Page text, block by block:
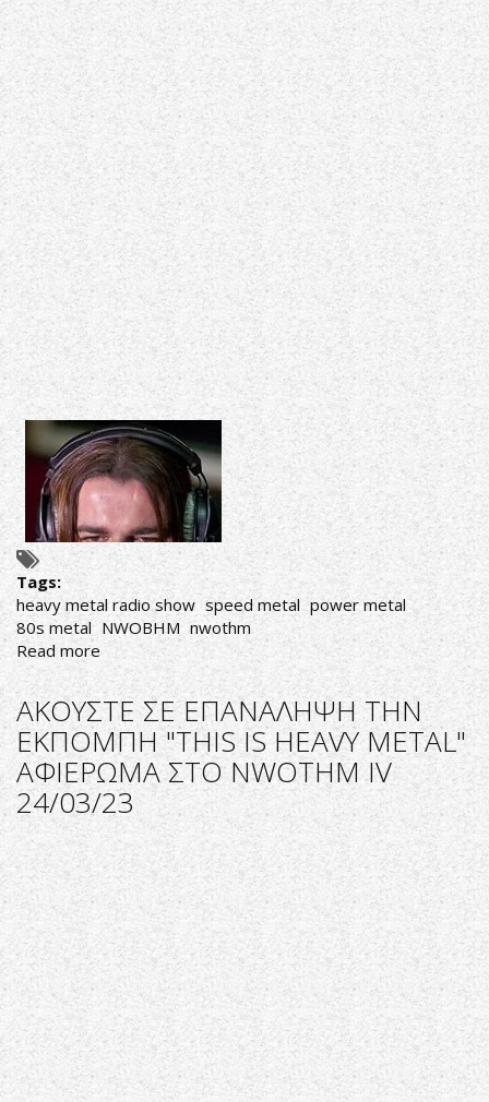
HEAVY
METAL"
ΤΗΣ
ΤΡΙΤΗΣ
09/05/23
Tags:
heavy metal radio show speed metal power metal
80s metal NWOBHM nwothm
Read more about
ΑΚΟΥΣΤΕ
ΣΕ
ΕΠΑΝΑΛΗΨΗ
ΤΗΝ
ΕΚΠΟΜΠΗ
"THIS
IS
HEAVY
METAL"
ΤΗΣ
ΠΑΡΑΣΚΕΥΗΣ
05/05/23
ΑΚΟΥΣΤΕ ΣΕ ΕΠΑΝΑΛΗΨΗ ΤΗΝ
ΕΚΠΟΜΠΗ "THIS IS HEAVY METAL"
ΑΦΙΕΡΩΜΑ ΣΤΟ NWOTHM ΙV
24/03/23